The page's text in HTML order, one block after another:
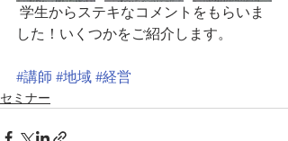
した！いくつかをご紹介します。
#講師 #地域 #経営
セミナー